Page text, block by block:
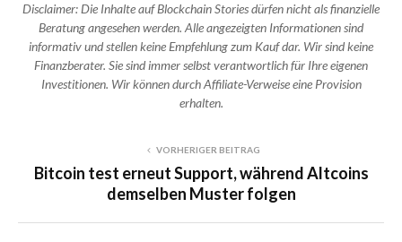
Disclaimer: Die Inhalte auf Blockchain Stories dürfen nicht als finanzielle
Beratung angesehen werden. Alle angezeigten Informationen sind
informativ und stellen keine Empfehlung zum Kauf dar. Wir sind keine
Finanzberater. Sie sind immer selbst verantwortlich für Ihre eigenen
Investitionen. Wir können durch Affiliate-Verweise eine Provision
erhalten.
VORHERIGER BEITRAG
Bitcoin test erneut Support, während Altcoins
demselben Muster folgen